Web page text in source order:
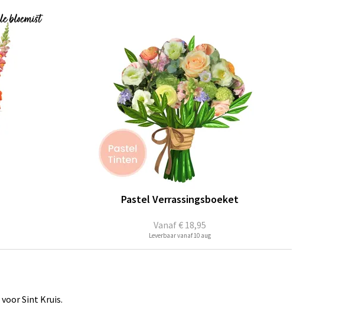
Vanaf€ 18,95
Pastel Verrassingsboeket
Leverbaar vanaf 10 aug
Sint Kruis.